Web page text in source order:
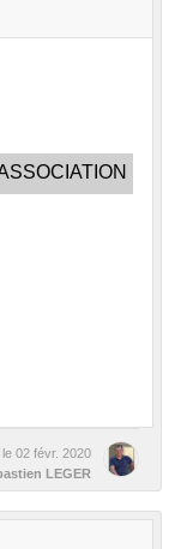
le 02 févr. 2020
LEGER